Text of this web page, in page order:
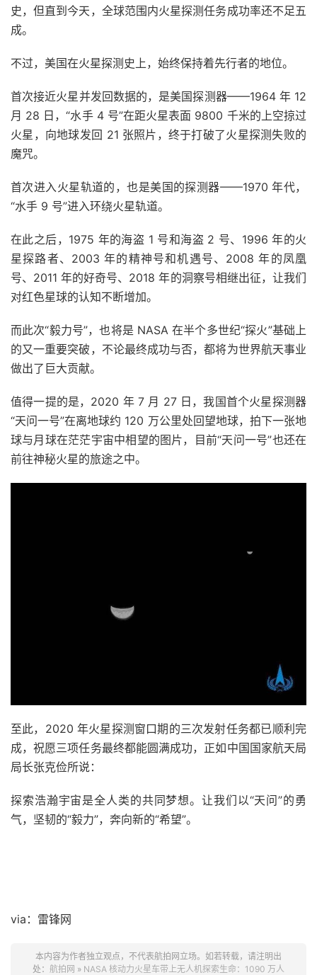
史，但直到今天，全球范围内火星探测任务成功率还不足五
成。
不过，美国在火星探测史上，始终保持着先行者的地位。
首次接近火星并发回数据的，是美国探测器——1964 年 12
月 28 日，“水手 4 号”在距火星表面 9800 千米的上空掠过
火星，向地球发回 21 张照片，终于打破了火星探测失败的
魔咒。
首次进入火星轨道的，也是美国的探测器——1970 年代，
“水手 9 号”进入环绕火星轨道。
在此之后，1975 年的海盗 1 号和海盗 2 号、1996 年的火
星探路者、2003 年的精神号和机遇号、2008 年的凤凰
号、2011 年的好奇号、2018 年的洞察号相继出征，让我们
对红色星球的认知不断增加。
而此次“毅力号”，也将是 NASA 在半个多世纪“探火”基础上
的又一重要突破，不论最终成功与否，都将为世界航天事业
做出了巨大贡献。
值得一提的是，2020 年 7 月 27 日，我国首个火星探测器
“天问一号”在离地球约 120 万公里处回望地球，拍下一张地
球与月球在茫茫宇宙中相望的图片，目前“天问一号”也还在
前往神秘火星的旅途之中。
至此，2020 年火星探测窗口期的三次发射任务都已顺利完
成，祝愿三项任务最终都能圆满成功，正如中国国家航天局
局长张克俭所说：
探索浩瀚宇宙是全人类的共同梦想。让我们以“天问”的勇
气，坚韧的“毅力”，奔向新的“希望”。
via：雷锋网
本内容为作者独立观点，不代表航拍网立场。如若转载，请注明出
处： 航拍网 » NASA 核动力火星车带上无人机探索生命：1090 万人